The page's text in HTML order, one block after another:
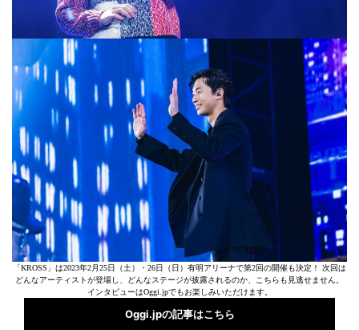
「KROSS」は2023年2月25日（土）・26日（日）有明アリーナで第2回の開催も決定！ 次回は
どんなアーティストが登場し、どんなステージが披露されるのか、こちらも見逃せません。
インタビューはOggi.jpでもお楽しみいただけます。
Oggi.jpの記事はこちら